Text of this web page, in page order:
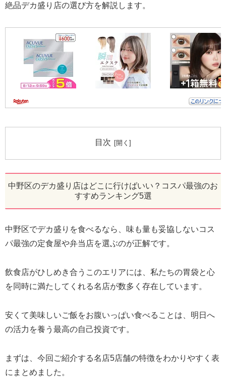
絶品デカ盛り店の選び方を解説します。
目次
中野区のデカ盛り店はどこに行けばいい？コスパ最強のお
すすめランキング5選
中野区でデカ盛りを食べるなら、味も量も妥協しないコス
パ最強の定食屋や弁当店を選ぶのが正解です。
飲食店がひしめき合うこのエリアには、私たちの胃袋と心
を同時に満たしてくれる名店が数多く存在しています。
安くて美味しいご飯をお腹いっぱい食べることは、明日へ
の活力を養う最高の自己投資です。
まずは、今回ご紹介する名店5店舗の特徴をわかりやすく表
にまとめました。